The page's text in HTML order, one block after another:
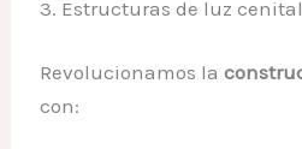
3. Estructuras de luz
Revolucionamos la
con: